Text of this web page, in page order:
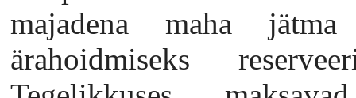
majadena maha
ärahoidmiseks